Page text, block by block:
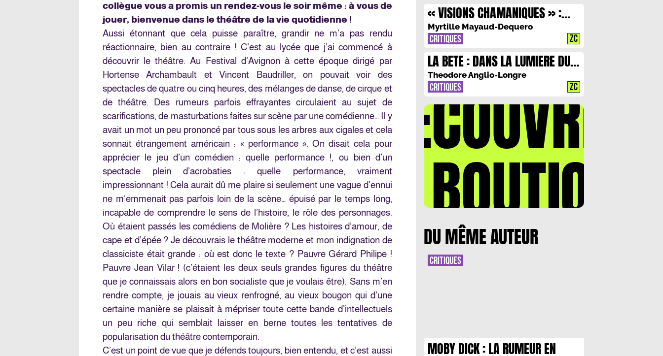
collègue vous a promis un rendez-vous le soir même : à vous de
jouer, bienvenue dans le théâtre de la vie quotidienne !
Aussi étonnant que cela puisse paraître, grandir ne m’a pas rendu
réactionnaire, bien au contraire ! C’est au lycée que j’ai commencé à
découvrir le théâtre. Au Festival d’Avignon à cette époque dirigé par
Hortense Archambault et Vincent Baudriller, on pouvait voir des
spectacles de quatre ou cinq heures, des mélanges de danse, de cirque et
de théâtre. Des rumeurs parfois effrayantes circulaient au sujet de
scarifications, de masturbations faites sur scène par une comédienne… Il y
avait un mot un peu prononcé par tous sous les arbres aux cigales et cela
sonnait étrangement américain : « performance ». On disait cela pour
apprécier le jeu d’un comédien : quelle performance !, ou bien d’un
spectacle plein d’acrobaties : quelle performance, vraiment
impressionnant ! Cela aurait dû me plaire si seulement une vague d’ennui
ne m’emmenait pas parfois loin de la scène… épuisé par le temps long,
incapable de comprendre le sens de l’histoire, le rôle des personnages.
Où étaient passés les comédiens de Molière ? Les histoires d’amour, de
cape et d’épée ? Je découvrais le théâtre moderne et mon indignation de
classiciste était grande : où est donc le texte ? Pauvre Gérard Philipe !
Pauvre Jean Vilar ! (c’étaient les deux seuls grandes figures du théâtre
que je connaissais alors en bon socialiste que je voulais être). Sans m’en
rendre compte, je jouais au vieux renfrogné, au vieux bougon qui d’une
certaine manière se plaisait à mépriser toute cette bande d’intellectuels
un peu riche qui semblait laisser en berne toutes les tentatives de
popularisation du théâtre contemporain.
C’est un point de vue que je défends toujours, bien entendu, et c’est aussi
« VISIONS CHAMANIQUES » :
ENTRE REVE ET REALITE
Myrtille Mayaud-Dequero
CRITIQUES ZC
LA BETE : DANS LA LUMIERE DU
TEMPS
Theodore Anglio-Longre
CRITIQUES ZC
DÉCOUVREZ
LA BOUTIQUE
DU MÊME AUTEUR
MOBY DICK : LA RUMEUR EN
CRITIQUES